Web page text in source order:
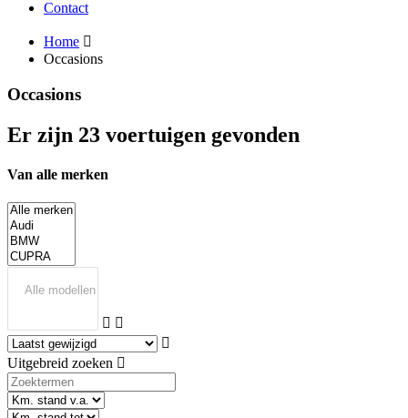
Contact
Home
Occasions
Occasions
Er zijn 23 voertuigen gevonden
Van alle merken
Uitgebreid zoeken